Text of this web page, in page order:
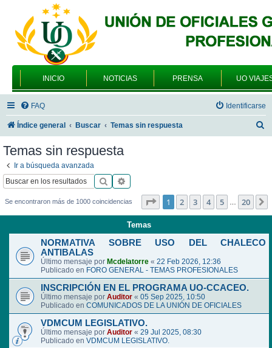
INICIO NOTICIAS PRENSA UO
FAQ Identificarse
Índice general Buscar Temas sin respuesta
Temas sin respuesta
Ir a búsqueda avanzada
Buscar
Se encontraron más de 1000 coincidencias Página de 20
1 2 3 4 5 … 20
Temas
NORMATIVA SOBRE USO DEL CHALECO
ANTIBALAS
Último mensaje por Mcdelatorre « 22 Feb 2026, 12:36
Publicado en FORO GENERAL - TEMAS PROFESIONALES
INSCRIPCIÓN EN EL PROGRAMA UO-CCACEO.
Último mensaje por Auditor « 05 Sep 2025, 10:50
Publicado en COMUNICADOS DE LA UNIÓN DE OFICIALES
VDMCUM LEGISLATIVO.
Último mensaje por Auditor « 29 Jul 2025, 08:30
Publicado en VDMCUM LEGISLATIVO.